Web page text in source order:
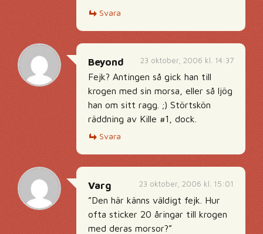
Svara
23 oktober, 2006 kl. 14:37
Beyond
Fejk? Antingen så gick han till
krogen med sin morsa, eller så ljög
han om sitt ragg. ;) Störtskön
räddning av Kille #1, dock.
Svara
23 oktober, 2006 kl. 15:01
Varg
”Den här känns väldigt fejk. Hur
ofta sticker 20 åringar till krogen
med deras morsor?”